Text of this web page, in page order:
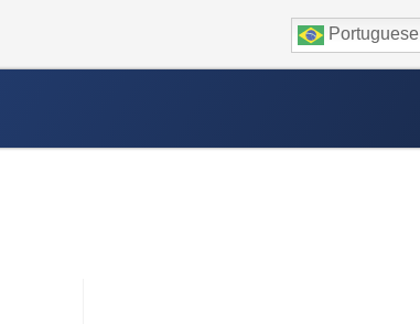
Portuguese